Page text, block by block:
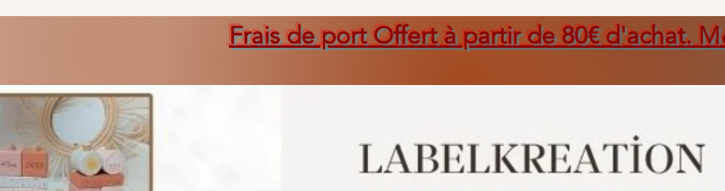
Frais de port Offert à partir de 80€ d'achat. M